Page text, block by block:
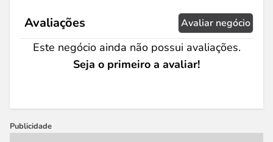
Avaliações Avaliar negócio
Este negócio ainda não possui avaliações.
Seja o primeiro a avaliar!
Publicidade